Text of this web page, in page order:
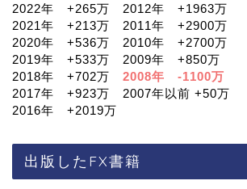
2022年 +265万 2012年 +1963万
2021年 +213万 2011年 +2900万
2020年 +536万 2010年 +2700万
2019年 +533万 2009年 +850万
2018年 +702万 2008年 -1100万
2017年 +923万 2007年以前 +50万
2016年 +2019万
出版したFX書籍